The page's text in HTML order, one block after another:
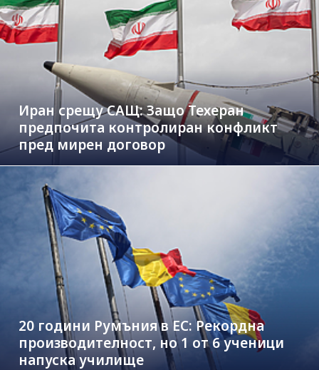
Иран срещу САЩ: Защо Техеран
предпочита контролиран конфликт
пред мирен договор
20 години Румъния в ЕС: Рекордна
производителност, но 1 от 6 ученици
напуска училище